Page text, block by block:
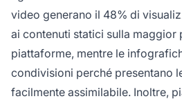
video generano il 48% di
ai contenuti statici sulla maggior
piattaforme, mentre le
condivisioni perché presentano
facilmente assimilabile. Inoltre,